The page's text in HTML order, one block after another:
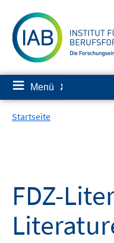
zum
Inhalt
≡ Menü ✘
Startseite
FDZ-